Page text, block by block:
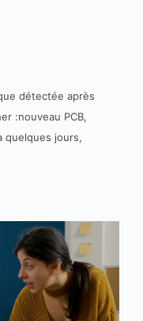
détectée après
:nouveau PCB,
quelques jours,